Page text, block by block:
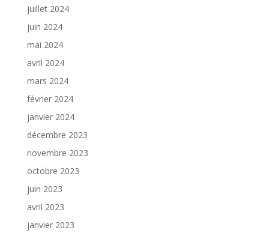
juillet 2024
juin 2024
mai 2024
avril 2024
mars 2024
février 2024
janvier 2024
décembre 2023
novembre 2023
octobre 2023
juin 2023
avril 2023
janvier 2023